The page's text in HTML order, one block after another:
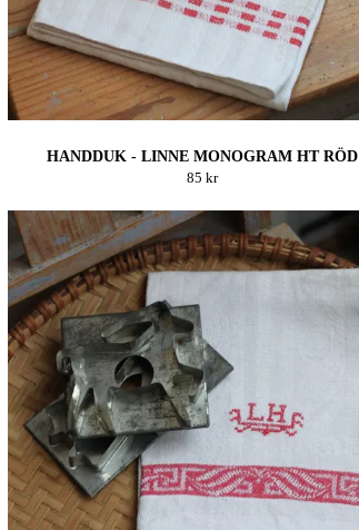
HANDDUK - LINNE MONOGRAM HT RÖD
85 kr